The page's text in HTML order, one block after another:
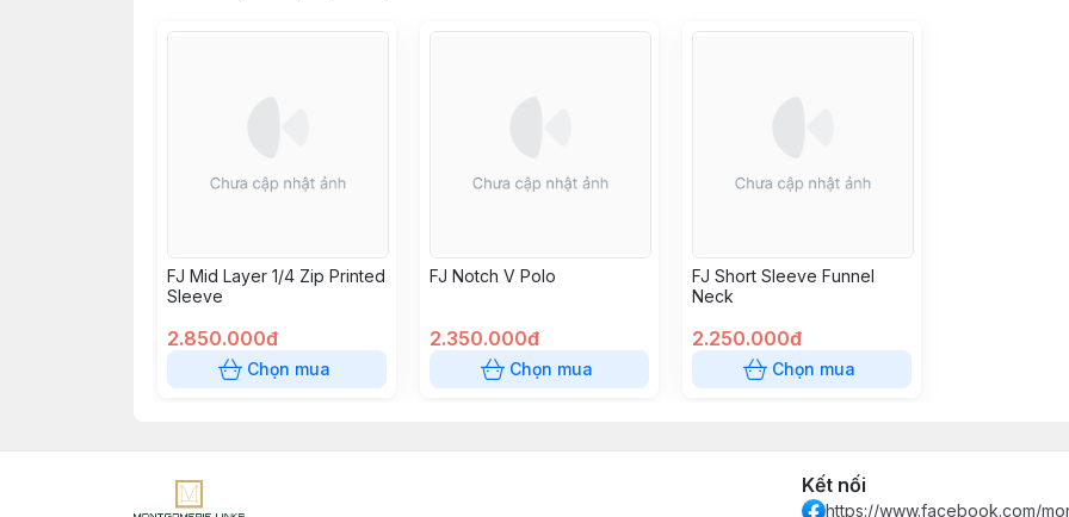
FJ Mid Layer 1/4 Zip Printed
Sleeve
2.850.000đ
Chọn mua
FJ Notch V Polo
2.350.000đ
Chọn mua
FJ Short Sleeve Funnel
Neck
2.250.000đ
Chọn mua
Kết nối
https://www.facebook.com/